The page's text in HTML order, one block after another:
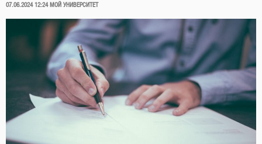
ОПУБЛИКОВАНО
07.06.2024 12:24 МОЙ УНИВЕРСИТЕТ